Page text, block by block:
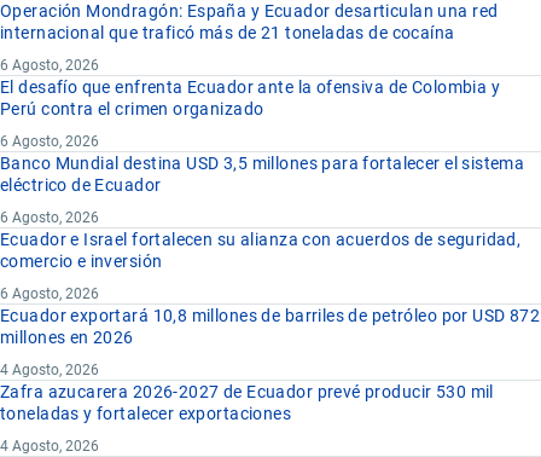
Operación Mondragón: España y Ecuador desarticulan una red
internacional que traficó más de 21 toneladas de cocaína
6 Agosto, 2026
El desafío que enfrenta Ecuador ante la ofensiva de Colombia y
Perú contra el crimen organizado
6 Agosto, 2026
Banco Mundial destina USD 3,5 millones para fortalecer el sistema
eléctrico de Ecuador
6 Agosto, 2026
Ecuador e Israel fortalecen su alianza con acuerdos de seguridad,
comercio e inversión
6 Agosto, 2026
Ecuador exportará 10,8 millones de barriles de petróleo por USD 872
millones en 2026
4 Agosto, 2026
Zafra azucarera 2026-2027 de Ecuador prevé producir 530 mil
toneladas y fortalecer exportaciones
4 Agosto, 2026